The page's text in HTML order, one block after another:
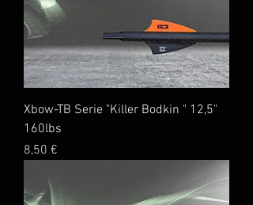
Xbow-TB Serie "Killer Bodkin " 12,5"
160lbs
Preis
8,50 €